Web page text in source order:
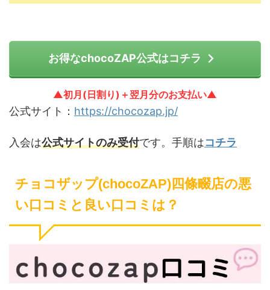
お得なchocoZAP公式はコチラ
▲初月(日割り)＋翌月分のお支払い▲
公式サイト： https://chocozap.jp/
入会は公式サイトのみ受付です。手順はコチラ
チョコザップ(chocoZAP)四條畷店の悪
い口コミと良い口コミは？